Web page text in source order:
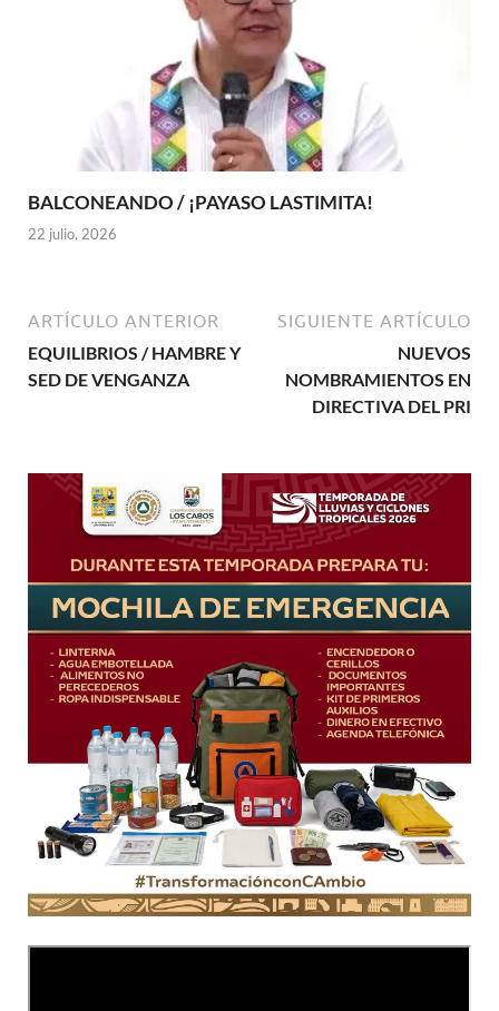
BALCONEANDO / ¡PAYASO LASTIMITA!
22 julio, 2026
ARTÍCULO ANTERIOR
EQUILIBRIOS / HAMBRE Y
SED DE VENGANZA
SIGUIENTE ARTÍCULO
NUEVOS
NOMBRAMIENTOS EN
DIRECTIVA DEL PRI